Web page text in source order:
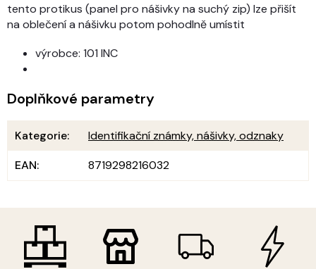
tento protikus (panel pro nášivky na suchý zip) lze přišít
na oblečení a nášivku potom pohodlně umístit
výrobce: 101 INC
Doplňkové parametry
Kategorie:
Identifikační známky, nášivky, odznaky
EAN: 8719298216032